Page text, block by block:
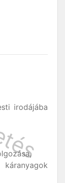
irodájába